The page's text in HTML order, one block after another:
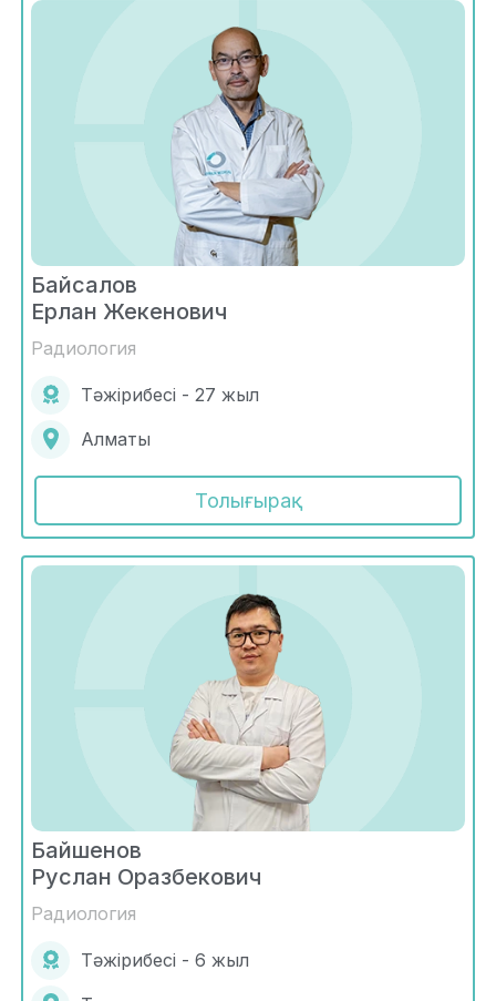
Байсалов
Ерлан Жекенович
Радиология
Тәжірибесі - 27 жыл
Алматы
Толығырақ
Байшенов
Руслан Оразбекович
Радиология
Тәжірибесі - 6 жыл